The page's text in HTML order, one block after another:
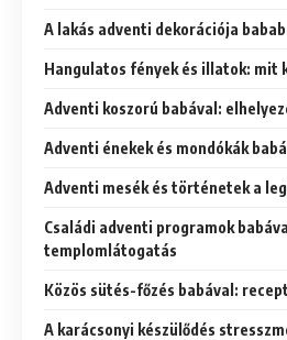
A lakás adventi dekorációja
Hangulatos fények és illatok: mit
Adventi koszorú babával:
Adventi énekek és mondókák
Adventi mesék és történetek a
Családi adventi programok
templomlátogatás
Közös sütés-főzés babával:
A karácsonyi készülődés